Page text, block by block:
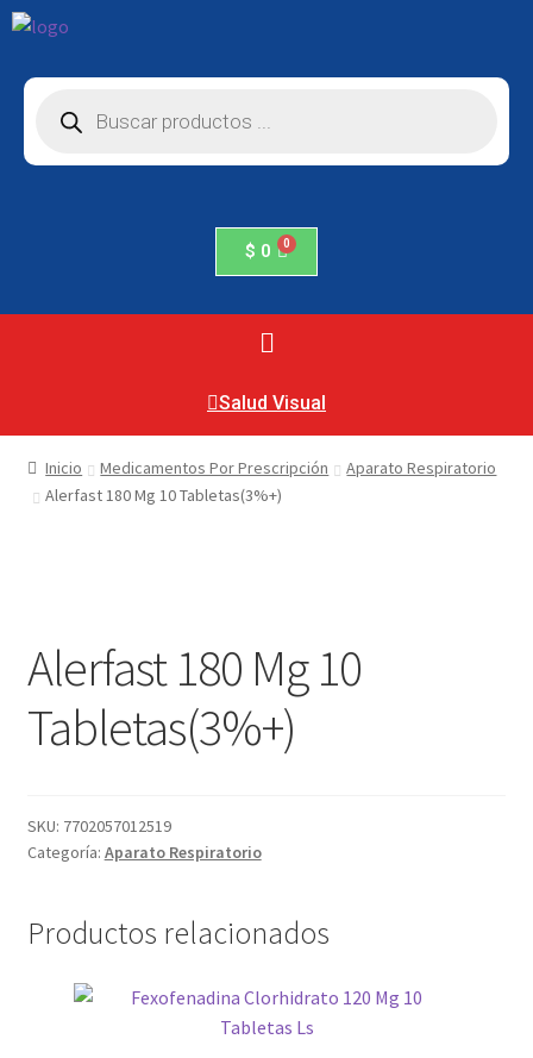
$ 0
Salud Visual
Inicio Medicamentos Por Prescripción
Aparato Respiratorio
Alerfast 180 Mg 10 Tabletas(3%+)
Alerfast 180 Mg 10
Tabletas(3%+)
SKU: 7702057012519
Categoría: Aparato Respiratorio
Productos relacionados